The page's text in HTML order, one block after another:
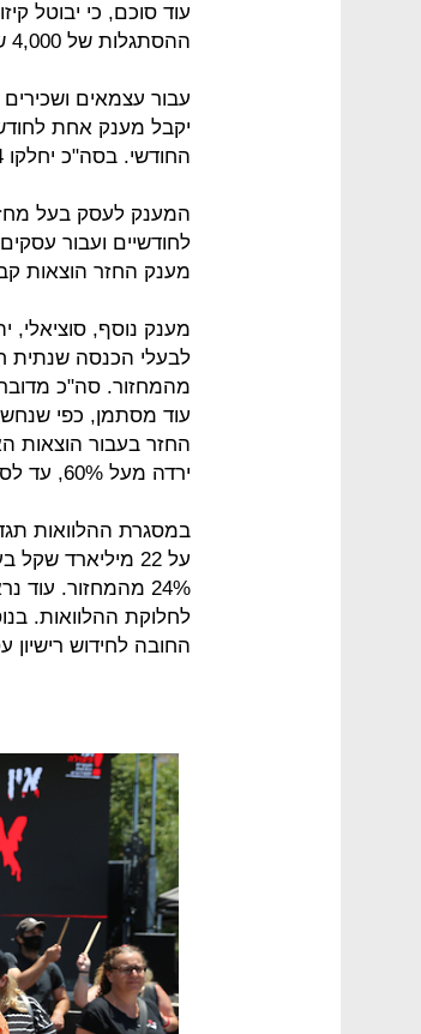
עוד סוכם, כי יבוטל
ההסתגלות של 4,000 שקל לבני 67 ומעלה עד דצמבר 2020.
החודשי. בסה"כ יחלקו 14 מענקים חודשיים ב-7 תשלומים.
מענק החזר הוצאות קבועות של עד
עוד מסתמן, כפי
ירדה מעל 60%, עד לסוף יוני 2021.
במסגרת ההלוואות
24% מהמחזור.
החובה לחידוש רישיון עסק